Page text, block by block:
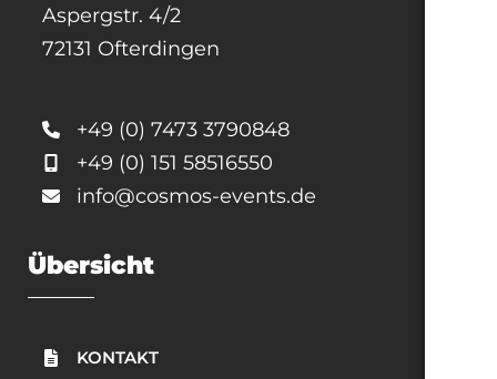
Aspergstr. 4/2
72131 Ofterdingen
+49 (0) 7473 3790848
+49 (0) 151 58516550
info@cosmos-events.de
Übersicht
KONTAKT